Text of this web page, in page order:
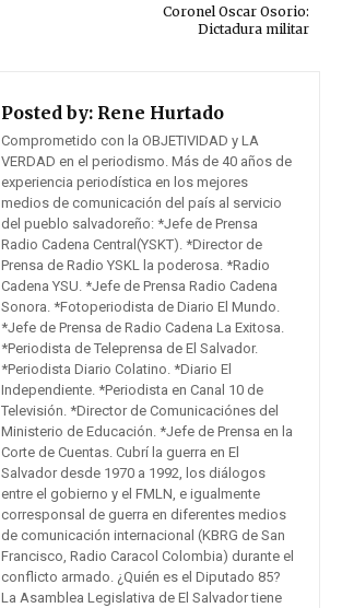
Coronel Oscar Osorio:
Dictadura militar
Posted by: Rene Hurtado
Comprometido con la OBJETIVIDAD y LA
VERDAD en el periodismo. Más de 40 años de
experiencia periodística en los mejores
medios de comunicación del país al servicio
del pueblo salvadoreño: *Jefe de Prensa
Radio Cadena Central(YSKT). *Director de
Prensa de Radio YSKL la poderosa. *Radio
Cadena YSU. *Jefe de Prensa Radio Cadena
Sonora. *Fotoperiodista de Diario El Mundo.
*Jefe de Prensa de Radio Cadena La Exitosa.
*Periodista de Teleprensa de El Salvador.
*Periodista Diario Colatino. *Diario El
Independiente. *Periodista en Canal 10 de
Televisión. *Director de Comunicaciónes del
Ministerio de Educación. *Jefe de Prensa en la
Corte de Cuentas. Cubrí la guerra en El
Salvador desde 1970 a 1992, los diálogos
entre el gobierno y el FMLN, e igualmente
corresponsal de guerra en diferentes medios
de comunicación internacional (KBRG de San
Francisco, Radio Caracol Colombia) durante el
conflicto armado. ¿Quién es el Diputado 85?
La Asamblea Legislativa de El Salvador tiene